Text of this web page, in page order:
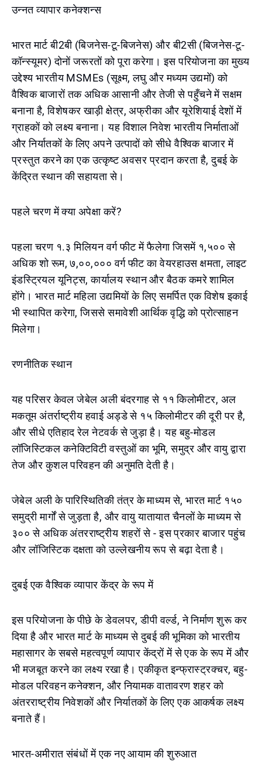
उन्नत व्यापार कनेक्शन्स
भारत मार्ट बी2बी (बिजनेस-टू-बिजनेस) और बी2सी (बिजनेस-टू-
कॉन्स्यूमर) दोनों जरूरतों को पूरा करेगा। इस परियोजना का मुख्य
उद्देश्य भारतीय MSMEs (सूक्ष्म, लघु और मध्यम उद्यमों) को
वैश्विक बाजारों तक अधिक आसानी और तेजी से पहुँचने में सक्षम
बनाना है, विशेषकर खाड़ी क्षेत्र, अफ्रीका और यूरेशियाई देशों में
ग्राहकों को लक्ष्य बनाना। यह विशाल निवेश भारतीय निर्माताओं
और निर्यातकों के लिए अपने उत्पादों को सीधे वैश्विक बाजार में
प्रस्तुत करने का एक उत्कृष्ट अवसर प्रदान करता है, दुबई के
केंद्रित स्थान की सहायता से।
पहले चरण में क्या अपेक्षा करें?
पहला चरण १.३ मिलियन वर्ग फीट में फैलेगा जिसमें १,५०० से
अधिक शो रूम, ७,००,००० वर्ग फीट का वेयरहाउस क्षमता, लाइट
इंडस्ट्रियल यूनिट्स, कार्यालय स्थान और बैठक कमरे शामिल
होंगे। भारत मार्ट महिला उद्यमियों के लिए समर्पित एक विशेष इकाई
भी स्थापित करेगा, जिससे समावेशी आर्थिक वृद्धि को प्रोत्साहन
मिलेगा।
रणनीतिक स्थान
यह परिसर केवल जेबेल अली बंदरगाह से ११ किलोमीटर, अल
मकतूम अंतर्राष्ट्रीय हवाई अड्डे से १५ किलोमीटर की दूरी पर है,
और सीधे एतिहाद रेल नेटवर्क से जुड़ा है। यह बहु-मोडल
लॉजिस्टिकल कनेक्टिविटी वस्तुओं का भूमि, समुद्र और वायु द्वारा
तेज और कुशल परिवहन की अनुमति देती है।
जेबेल अली के पारिस्थितिकी तंत्र के माध्यम से, भारत मार्ट १५०
समुद्री मार्गों से जुड़ता है, और वायु यातायात चैनलों के माध्यम से
३०० से अधिक अंतरराष्ट्रीय शहरों से - इस प्रकार बाजार पहुंच
और लॉजिस्टिक दक्षता को उल्लेखनीय रूप से बढ़ा देता है।
दुबई एक वैश्विक व्यापार केंद्र के रूप में
इस परियोजना के पीछे के डेवलपर, डीपी वर्ल्ड, ने निर्माण शुरू कर
दिया है और भारत मार्ट के माध्यम से दुबई की भूमिका को भारतीय
महासागर के सबसे महत्वपूर्ण व्यापार केंद्रों में से एक के रूप में और
भी मजबूत करने का लक्ष्य रखा है। एकीकृत इन्फ्रास्ट्रक्चर, बहु-
मोडल परिवहन कनेक्शन, और नियामक वातावरण शहर को
अंतरराष्ट्रीय निवेशकों और निर्यातकों के लिए एक आकर्षक लक्ष्य
बनाते हैं।
भारत-अमीरात संबंधों में एक नए आयाम की शुरुआत